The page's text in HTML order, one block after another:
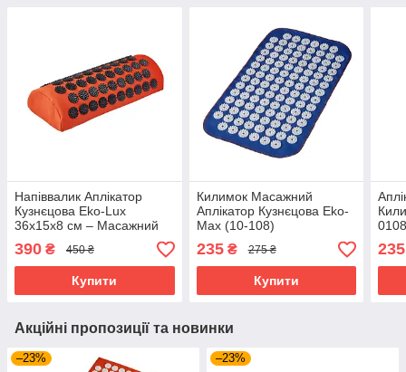
Напіввалик Аплікатор
Кузнєцова Eko-Lux
36x15x8 см – Масажний
валик для релаксації та
зняття напруги
390 ₴ 450 ₴
Купити
Килимок Масажний
Аплікатор Кузнєцова Eko-
Max (10-108)
235₴ 275 ₴
Купити
для
235
Акційні пропозиції та новинки
–23% –23%